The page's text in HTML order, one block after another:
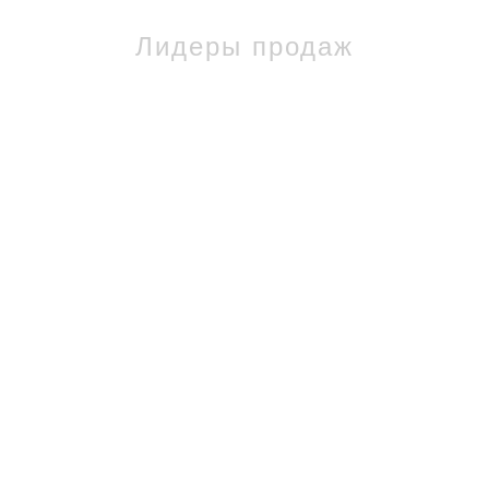
Лидеры продаж